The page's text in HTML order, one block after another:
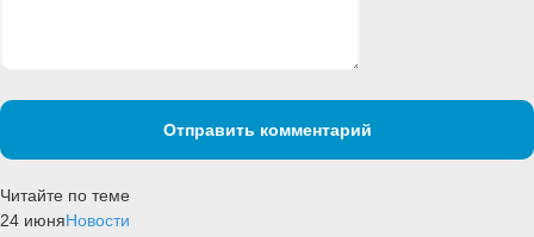
Отправить комментарий
Читайте по теме
24 июняНовости